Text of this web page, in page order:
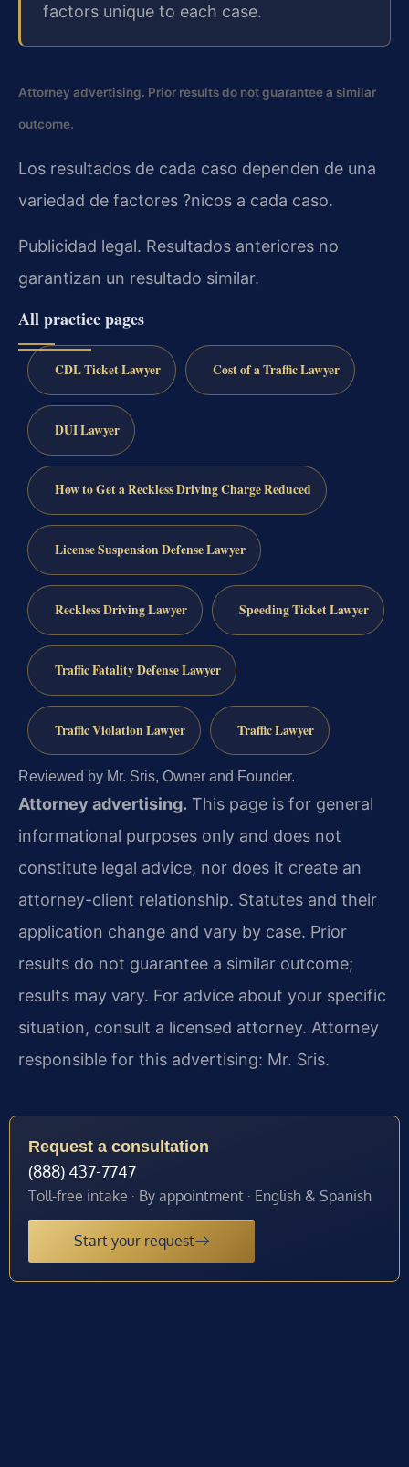
factors unique to each case.
Attorney advertising. Prior results do not guarantee a similar
outcome.
Los resultados de cada caso dependen de una
variedad de factores ?nicos a cada caso.
Publicidad legal. Resultados anteriores no
garantizan un resultado similar.
All practice pages
CDL Ticket Lawyer Cost of a Traffic Lawyer
DUI Lawyer
How to Get a Reckless Driving Charge Reduced
License Suspension Defense Lawyer
Reckless Driving Lawyer Speeding Ticket Lawyer
Traffic Fatality Defense Lawyer
Traffic Violation Lawyer Traffic Lawyer
Reviewed by Mr. Sris, Owner and Founder.
Attorney advertising. This page is for general
informational purposes only and does not
constitute legal advice, nor does it create an
attorney-client relationship. Statutes and their
application change and vary by case. Prior
results do not guarantee a similar outcome;
results may vary. For advice about your specific
situation, consult a licensed attorney. Attorney
responsible for this advertising: Mr. Sris.
Request a consultation
(888) 437-7747
Toll-free intake · By appointment · English & Spanish
Start your request